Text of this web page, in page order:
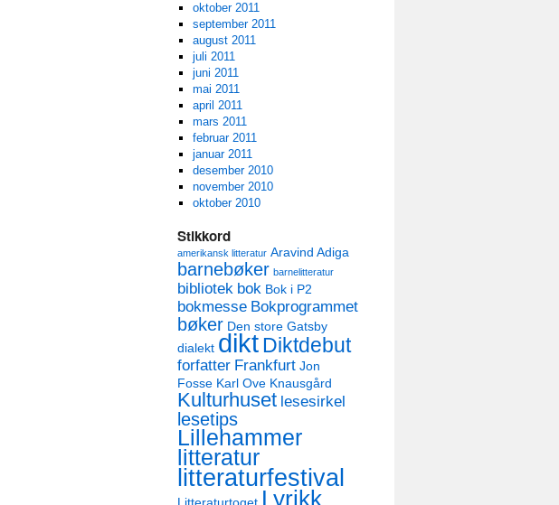
oktober 2011
september 2011
august 2011
juli 2011
juni 2011
mai 2011
april 2011
mars 2011
februar 2011
januar 2011
desember 2010
november 2010
oktober 2010
Stikkord
amerikansk litteratur Aravind Adiga
barnebøker barnelitteratur
bibliotek bok Bok i P2
bokmesse Bokprogrammet
bøker Den store Gatsby
dialekt diktDiktdebut
forfatter Frankfurt Jon
Fosse Karl Ove Knausgård
Kulturhuset lesesirkel
lesetips
Lillehammer
litteratur
litteraturfestival
Lyrikk